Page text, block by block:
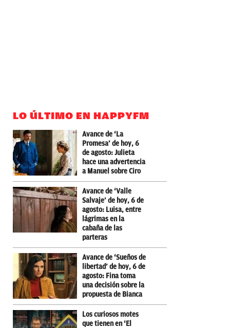
LO ÚLTIMO EN HAPPYFM
Avance de ‘La
Promesa’ de hoy, 6
de agosto: Julieta
hace una advertencia
a Manuel sobre Ciro
Avance de ‘Valle
Salvaje’ de hoy, 6 de
agosto: Luisa, entre
lágrimas en la
cabaña de las
parteras
Avance de ‘Sueños de
libertad’ de hoy, 6 de
agosto: Fina toma
una decisión sobre la
propuesta de Bianca
Los curiosos motes
que tienen en ‘El